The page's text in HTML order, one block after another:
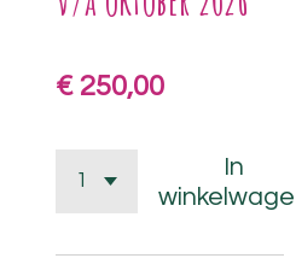
€ 250,00
In